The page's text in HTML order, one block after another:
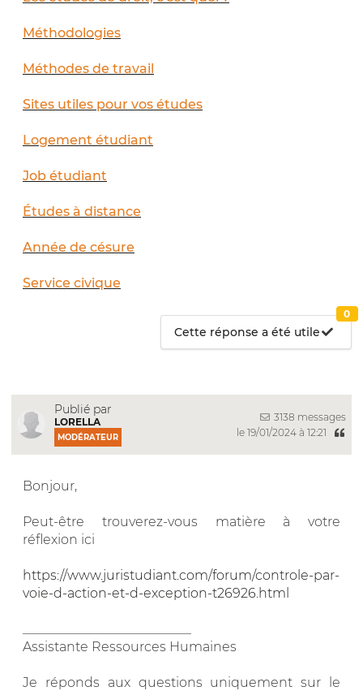
Méthodologies
Méthodes de travail
Sites utiles pour vos études
Logement étudiant
Job étudiant
Études à distance
Année de césure
Service civique
Cette réponse a été utile
0
Publié par
LORELLA
MODÉRATEUR
3138 messages
le 19/01/2024 à 12:21
Bonjour,
Peut-être trouverez-vous matière à votre
réflexion ici
https://www.juristudiant.com/forum/controle-par-
voie-d-action-et-d-exception-t26926.html
Assistante Ressources Humaines
Je réponds aux questions uniquement sur le